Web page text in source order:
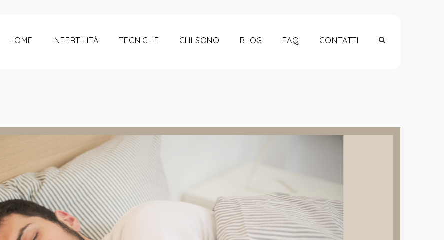
HOME INFERTILITÀ TECNICHE CHI SONO BLOG FAQ CONTATTI
anche per la fertilità maschile,